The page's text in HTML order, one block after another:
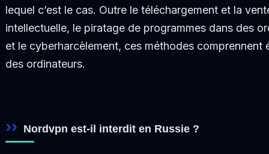
lequel c’est le cas. Outre le téléchargement et la
intellectuelle, le piratage de programmes dans des
et le cyberharcèlement, ces méthodes comprennent
des ordinateurs.
Nordvpn est-il interdit en Russie ?